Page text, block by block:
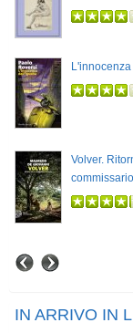
Volver.
IN ARRIVO IN